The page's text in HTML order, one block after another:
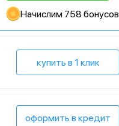
Начислим 758 бонусов
купить в 1 клик
оформить в кредит